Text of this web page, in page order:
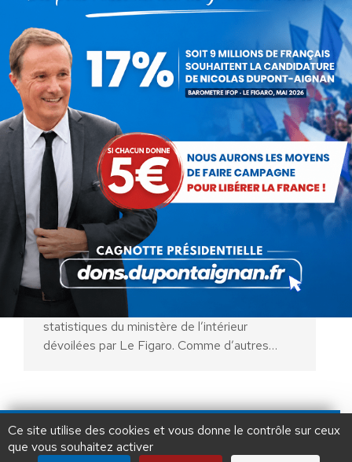
Eté meurtrier : l’urgence de
stopper la submersion
migratoire
Actualités ParDebout La France
4 septembre 2018
1000 agressions gratuites par jour en France,
explosion des viols, multiplication des
attaques au couteau… Ce sont les dernières
statistiques du ministère de l’intérieur
dévoilées par Le Figaro. Comme d’autres…
LIBÉRER LA FRANCE
JE FAIS UN DON À DLF
Ce site utilise des cookies et vous donne le contrôle sur ceux
que vous souhaitez activer